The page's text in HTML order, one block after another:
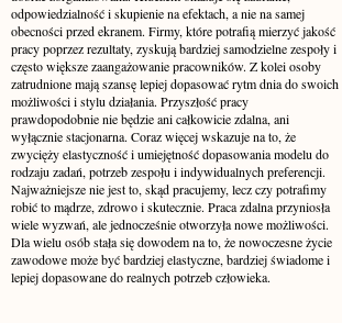
odpowiedzialność i skupienie na efektach, a nie na samej
obecności przed ekranem. Firmy, które potrafią mierzyć jakość
pracy poprzez rezultaty, zyskują bardziej samodzielne zespoły i
często większe zaangażowanie pracowników. Z kolei osoby
zatrudnione mają szansę lepiej dopasować rytm dnia do swoich
możliwości i stylu działania. Przyszłość pracy
prawdopodobnie nie będzie ani całkowicie zdalna, ani
wyłącznie stacjonarna. Coraz więcej wskazuje na to, że
zwycięży elastyczność i umiejętność dopasowania modelu do
rodzaju zadań, potrzeb zespołu i indywidualnych preferencji.
Najważniejsze nie jest to, skąd pracujemy, lecz czy potrafimy
robić to mądrze, zdrowo i skutecznie. Praca zdalna przyniosła
wiele wyzwań, ale jednocześnie otworzyła nowe możliwości.
Dla wielu osób stała się dowodem na to, że nowoczesne życie
zawodowe może być bardziej elastyczne, bardziej świadome i
lepiej dopasowane do realnych potrzeb człowieka.